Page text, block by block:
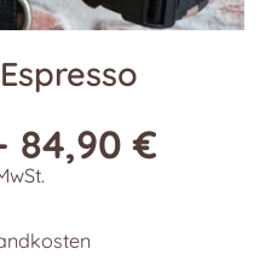
84,90€